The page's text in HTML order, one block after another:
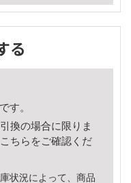
る
す。
換の場合に限りま
こちら をご確認くだ
状況によって、商品